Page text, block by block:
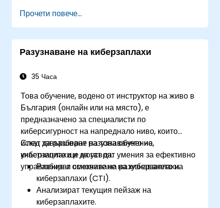
Прочети повече...
Разузнаване на киберзаплахи
35 Часа
Това обучение, водено от инструктор на живо в
България (онлайн или на място), е
предназначено за специалисти по
киберсигурност на напреднало ниво, които
искат да разберат разузнаването на
киберзаплахи и да усвоят умения за ефективно
управление и смекчаване на киберзаплахи.
След завършване на това обучение,
участниците ще могат да:
Разбират основите на разузнаването на
киберзаплахи (CTI).
Анализират текущия пейзаж на
киберзаплахите.